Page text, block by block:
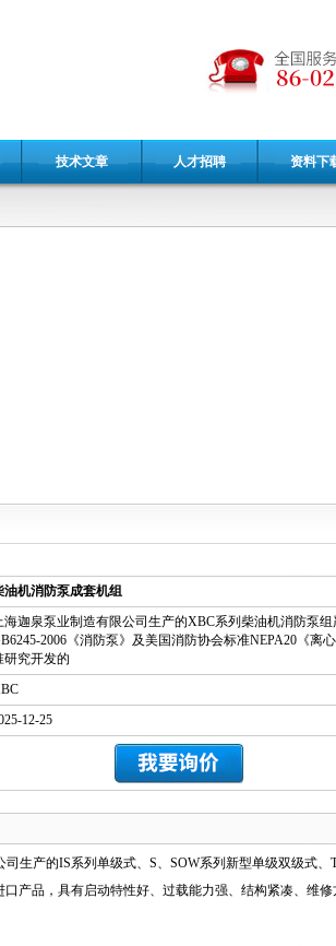
技术文章 人才招聘 资料下
油机消防泵成套机组
海迦泉泵业制造有限公司生产的XBC系列柴油机消防泵
2006《消防泵》及美国消防协会标准NEPA20《离
研究开发的
12-25
生产的IS系列单级式、S、SOW系列新型单级双级式、
产品，具有启动特性好、过载能力强、结构紧凑、维